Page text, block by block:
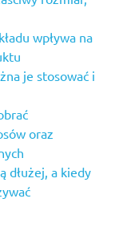
wpływa na
je stosować i
oraz
dłużej, a kiedy